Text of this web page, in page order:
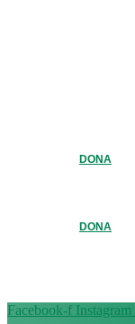
DONA
DONA
Facebook-f Instagram